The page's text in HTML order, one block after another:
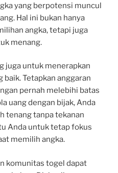
yang berpotensi muncul
Hal ini bukan hanya
angka, tetapi juga
menang.
juga untuk menerapkan
baik. Tetapkan anggaran
pernah melebihi batas
uang dengan bijak, Anda
tenang tanpa tekanan
Anda untuk tetap fokus
memilih angka.
komunitas togel dapat